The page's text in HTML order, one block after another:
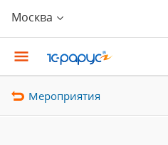
Москва
Мероприятия